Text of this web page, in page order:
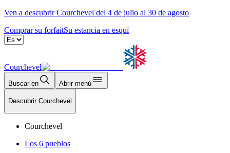
Ven a descubrir Courchevel del 4 de julio al 30 de agosto
Comprar su forfaitSu estancia en esquí
Courchevel
Buscar en Abrir menú
Descubrir Courchevel
Courchevel
Los 6 pueblos